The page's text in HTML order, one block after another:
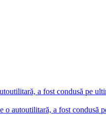
o autoutilitară, a fost